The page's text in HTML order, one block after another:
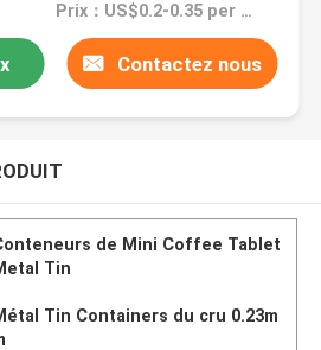
Prix：US$0.2-0.35 per piece
Contactez nous
de Mini Coffee Tablet
Tin
Tin Containers du cru 0.23m